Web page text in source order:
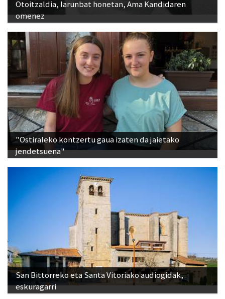
"Ostiraleko kontzertu gaua izaten da jaietako
jendetsuena"
San Bittorreko eta Santa Vitoriako audiogidak,
eskuragarri